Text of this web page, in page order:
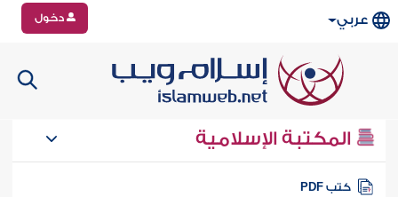
عربي دخول
المكتبة الإسلامية